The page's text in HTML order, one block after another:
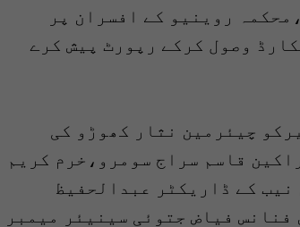
روینیو کے افسران پر
دے دی جو 15 دنوں میں ریکارڈ وصول کرکے رپورٹ پیش کرے
چیئرمین نثار کھوڑو کی
قاسم سراج سومرو،خرم کریم
نیب کے ڈاریکٹر عبدالحفیظ
فیاض جتوئی سینیئر میمبر